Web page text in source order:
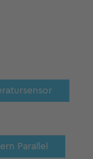
Parallel